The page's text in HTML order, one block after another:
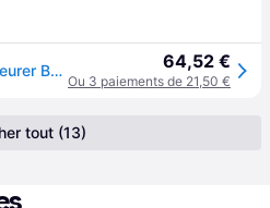
Balance impédancemètre Beurer BF 880 WIFI - Noir 64,52 €
Ou 3 paiements de 21,50 €
tout (13)